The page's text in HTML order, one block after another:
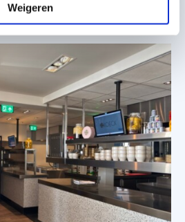
Weigeren